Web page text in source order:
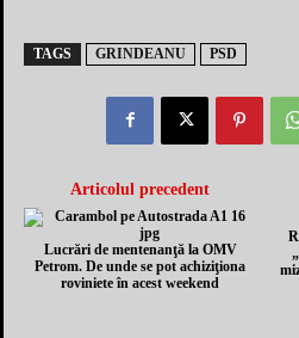
TAGS GRINDEANU PSD
Articolul precedent
Lucrări de mentenanţă la OMV
Petrom. De unde se pot achiziţiona
roviniete în acest weekend